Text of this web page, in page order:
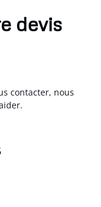
devis
contacter, nous